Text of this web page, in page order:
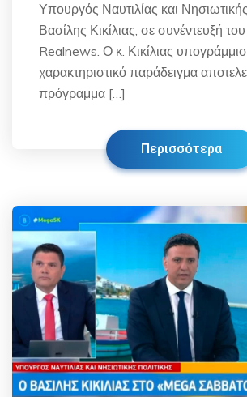
Υπουργός Ναυτιλίας και
Βασίλης Κικίλιας, σε συνέντευξή
Realnews. Ο κ. Κικίλιας
χαρακτηριστικό παράδειγμα
πρόγραμμα […]
Περισσότερα